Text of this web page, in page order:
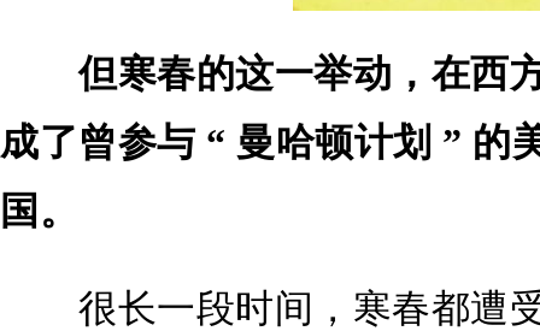
但寒春的这一举动，在西
成了曾参与 “ 曼哈顿计划 ” 的
国。
很长一段时间，寒春都遭